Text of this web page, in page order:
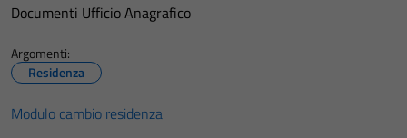
Documenti Ufficio Anagrafico
Argomenti:
Residenza
Modulo cambio residenza